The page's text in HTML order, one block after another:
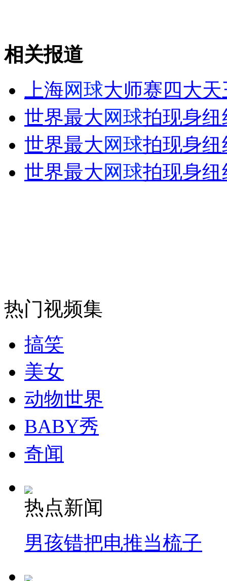
山西运城恶犬咬伤多人 警民合力深夜将其击毙
女孩北京地铁殴打老人 痛下狠手拳打脚踢
安徽一实载49人客车翻车
走！跟着总书记去植树
消防员救轻生者 花炮节热闹非凡
司机酒驾遇交警 急速倒车逃窜
相关报道
上海网球大师赛四大天
世界最大网球拍现身纽
世界最大网球拍现身纽
世界最大网球拍现身纽
热门视频集
搞笑
美女
动物世界
BABY秀
奇闻
热点新闻
男孩错把电推当梳子